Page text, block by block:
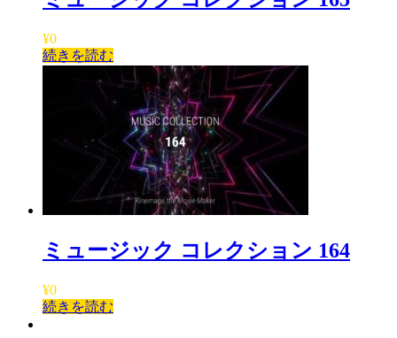
¥0
続きを読む
ミュージック コレクション 164
¥0
続きを読む